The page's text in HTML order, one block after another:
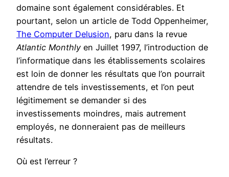
domaine sont également considérables. Et
pourtant, selon un article de Todd Oppenheimer,
The Computer Delusion, paru dans la revue
Atlantic Monthly en Juillet 1997, l’introduction de
l’informatique dans les établissements scolaires
est loin de donner les résultats que l’on pourrait
attendre de tels investissements, et l’on peut
légitimement se demander si des
investissements moindres, mais autrement
employés, ne donneraient pas de meilleurs
résultats.
Où est l’erreur ?